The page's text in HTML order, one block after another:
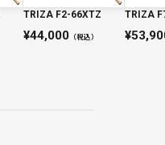
TRIZA F2-66XTZ
44,000（税込）
TRIZA